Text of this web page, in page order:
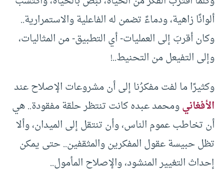
ألوانًا زاهية، ودماءً تضمن له الفاعلية والاستمرارية..
وكان أقربَ إلى العمليات- أي التطبيق- من المثاليات،
وإلى التفيعل من التحنيط..!
وكثيرًا ما لفت مفكرُنا إلى أن مشروعات الإصلاح عند
الأفغانيومحمد عبده كانت تنتظر حلقة مفقودة.. هي
أن تخاطب عموم الناس، وأن تنتقل إلى الميدان، وألا
تظل حبيسة عقول المفكرين والمثقفين.. حتى يمكن
إحداث التغيير المنشود، والإصلاح المأمول..